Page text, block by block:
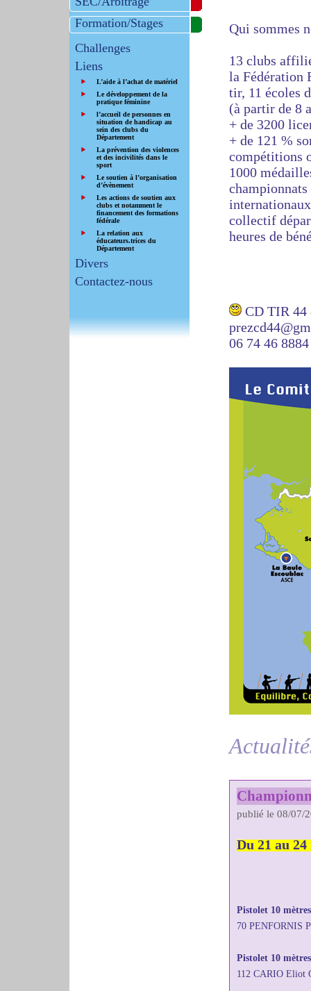
Formation/Stages
Challenges
Liens
L’aide à l’achat de matériel
Le développement de la
pratique féminine
l’accueil de personnes en
situation de handicap au
sein des clubs du
Département
La prévention des violences
et des incivilités dans le
sport
Le soutien à l’organisation
d’évènement
Les actions de soutien aux
clubs et notamment le
financement des formations
fédérale
La relation aux
éducateurs.trices du
Département
Divers
Contactez-nous
Qui sommes
13 clubs
la Fédération
tir, 11 écoles
(à partir de 8
+ de 3200
+ de 121 %
compétitions
1000
collectif
heures de
CD TIR 44
06 74 46 8884
publié le 08/07/
Du 21 au
Pistolet 10
70 PENFORNIS
Pistolet 10
112 CARIO Eliot